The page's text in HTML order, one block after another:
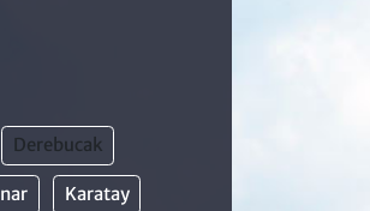
Derebucak
Karatay